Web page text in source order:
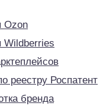
Ozon
Wildberries
реестру Роспатент
бренда